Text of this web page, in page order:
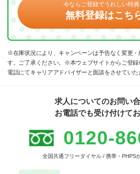
今ならご登録でうれしい特典
無料登録はこち
※在庫状況により、キャンペーンは予告なく変更・
す。ご了承ください。※本ウェブサイトからご登
電話にてキャリアアドバイザーと面談をさせていた
求人についてのお問い
お電話でも受け付けて
0120-
全国共通フリーダイヤル / 携帯・PHPS